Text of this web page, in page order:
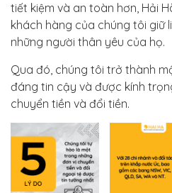
tiết kiệm và an toàn hơn, Hải
khách hàng của chúng tôi giữ
những người thân yêu của họ.
Qua đó, chúng tôi trở thành
đáng tin cậy và được kính
chuyển tiền và đổi tiền.